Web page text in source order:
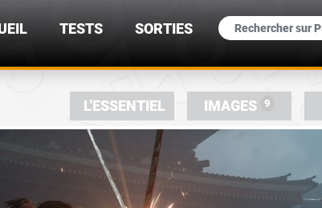
TESTS SORTIES
L'ESSENTIEL IMAGES 9